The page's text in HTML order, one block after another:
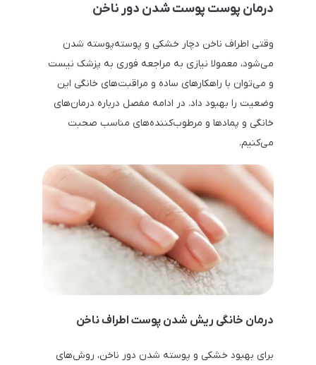
درمان پوست پوست شدن دور ناخن
وقتی اطراف ناخن دچار خشکی و پوسته‌پوسته شدن
می‌شود، معمولا نیازی به مراجعه فوری به پزشک نیست
و می‌توان با راهکارهای ساده و مراقبت‌های خانگی این
وضعیت را بهبود داد. در ادامه مفصل درباره درمان‌های
خانگی و پمادها و مرطوب‌کننده‌های مناسب صحبت
می‌کنیم.
درمان خانگی ریش شدن پوست اطراف ناخن
برای بهبود خشکی و پوسته شدن دور ناخن، روش‌های